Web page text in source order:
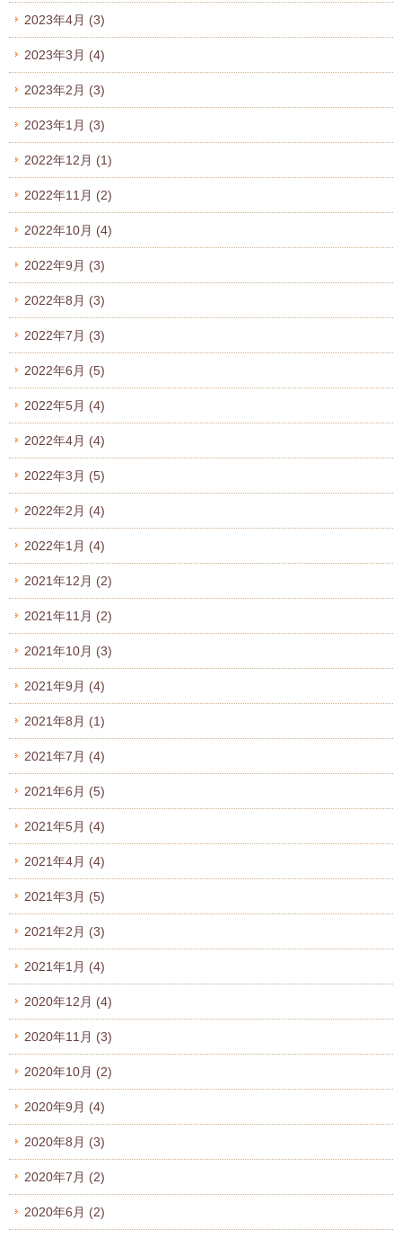
2023年4月 (3)
2023年3月 (4)
2023年2月 (3)
2023年1月 (3)
2022年12月 (1)
2022年11月 (2)
2022年10月 (4)
2022年9月 (3)
2022年8月 (3)
2022年7月 (3)
2022年6月 (5)
2022年5月 (4)
2022年4月 (4)
2022年3月 (5)
2022年2月 (4)
2022年1月 (4)
2021年12月 (2)
2021年11月 (2)
2021年10月 (3)
2021年9月 (4)
2021年8月 (1)
2021年7月 (4)
2021年6月 (5)
2021年5月 (4)
2021年4月 (4)
2021年3月 (5)
2021年2月 (3)
2021年1月 (4)
2020年12月 (4)
2020年11月 (3)
2020年10月 (2)
2020年9月 (4)
2020年8月 (3)
2020年7月 (2)
2020年6月 (2)